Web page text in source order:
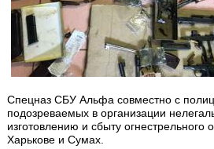
Спецназ СБУ Альфа совместно с
подозреваемых в организации
изготовлению и сбыту огнестрельного
Харькове и Сумах.